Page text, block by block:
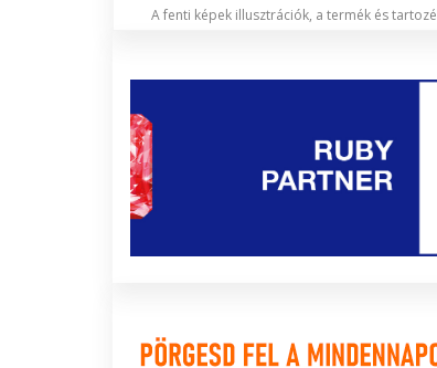
A fenti képek illusztrációk, a termék és